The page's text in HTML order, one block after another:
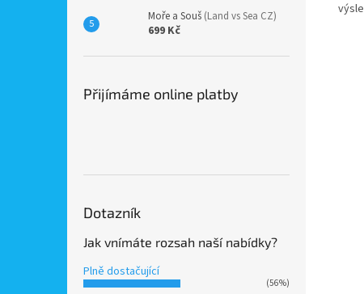
Moře a Souš (Land vs Sea CZ)
699 Kč
Přijímáme online platby
Dotazník
Jak vnímáte rozsah naší nabídky?
Plně dostačující
(56%)